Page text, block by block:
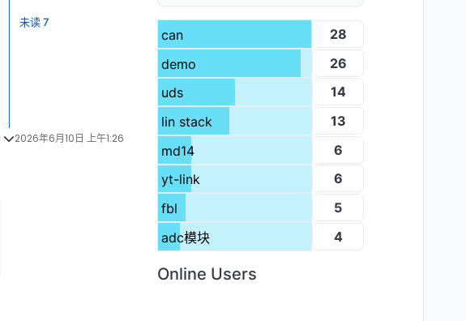
未读 7
2026年6月10日 上午1:26
can
28
demo
26
uds
14
lin stack
13
md14
6
yt-link
6
fbl
5
adc模块
4
Online Users